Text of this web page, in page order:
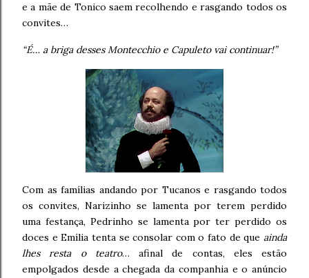
e a mãe de Tonico saem recolhendo e rasgando todos os
convites…
“É… a briga desses Montecchio e Capuleto vai continuar!”
Com as famílias andando por Tucanos e rasgando todos
os convites, Narizinho se lamenta por terem perdido
uma festança, Pedrinho se lamenta por ter perdido os
doces e Emília tenta se consolar com o fato de que ainda
lhes resta o teatro… afinal de contas, eles estão
empolgados desde a chegada da companhia e o anúncio